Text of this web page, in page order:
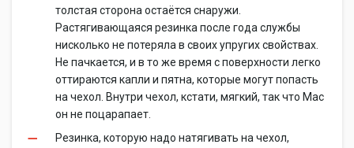
толстая сторона остаётся снаружи.
Растягивающаяся резинка после года службы
нисколько не потеряла в своих упругих свойствах.
Не пачкается, и в то же время с поверхности легко
оттираются капли и пятна, которые могут попасть
на чехол. Внутри чехол, кстати, мягкий, так что Mac
он не поцарапает.
Резинка, которую надо натягивать на чехол,